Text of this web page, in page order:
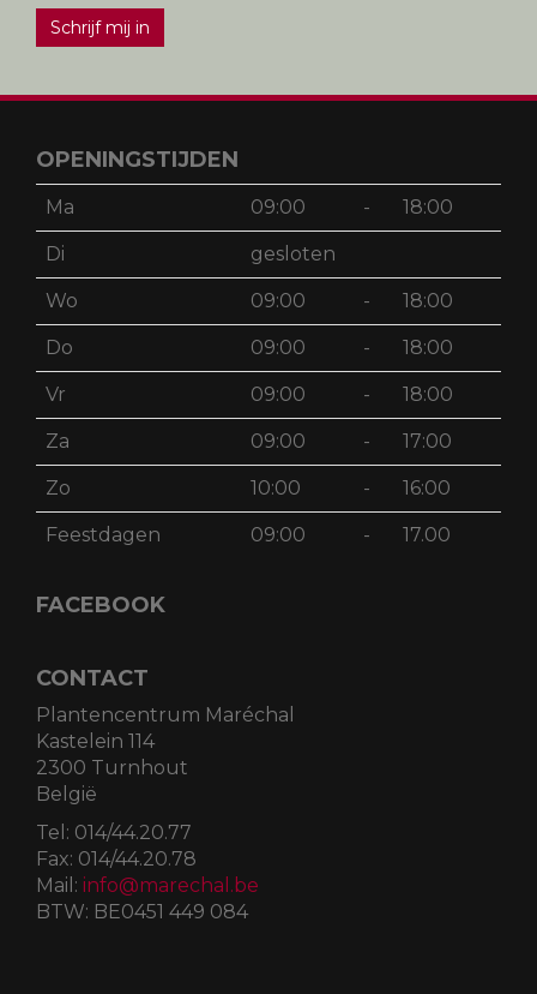
Schrijf mij in
OPENINGSTIJDEN
Ma 09:00 - 18:00
Di gesloten
Wo 09:00 - 18:00
Do 09:00 - 18:00
Vr 09:00 - 18:00
Za 09:00 - 17:00
Zo 10:00 - 16:00
Feestdagen 09:00 - 17.00
FACEBOOK
CONTACT
Plantencentrum Maréchal
Kastelein 114
2300 Turnhout
België
Tel: 014/44.20.77
Fax: 014/44.20.78
Mail: info@marechal.be
BTW: BE0451 449 084